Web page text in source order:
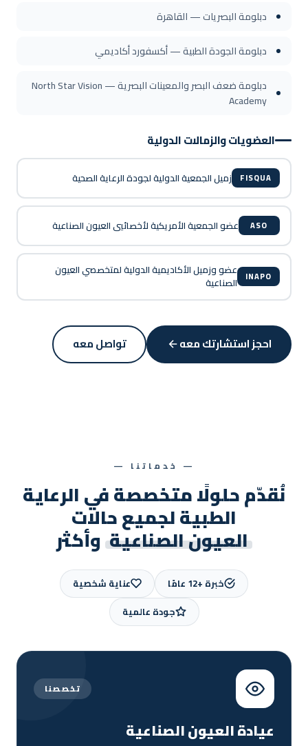
دبلومة البصريات — القاهرة
دبلومة الجودة الطبية — أكسفورد أكاديمي
دبلومة ضعف البصر والمعينات البصرية — North Star Vision
Academy
العضويات والزمالات الدولية
FISQUA زميل الجمعية الدولية لجودة الرعاية الصحية
ASO عضو الجمعية الأمريكية لأخصائيي العيون الصناعية
INAPO عضو وزميل الأكاديمية الدولية لمتخصصي العيون
الصناعية
احجز استشارتك معه تواصل معه
— خدماتنا —
نُقدّم حلولًا متخصصة في الرعاية
الطبية لجميع حالات
العيون الصناعية وأكثر
خبرة +12 عامًا
عناية شخصية
جودة عالمية
تخصصنا
عيادة العيون الصناعية